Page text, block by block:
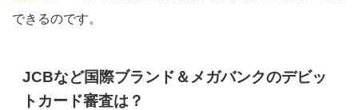
できるのです。
JCBなど国際ブランド＆メガバンクのデビッ
トカード審査は？